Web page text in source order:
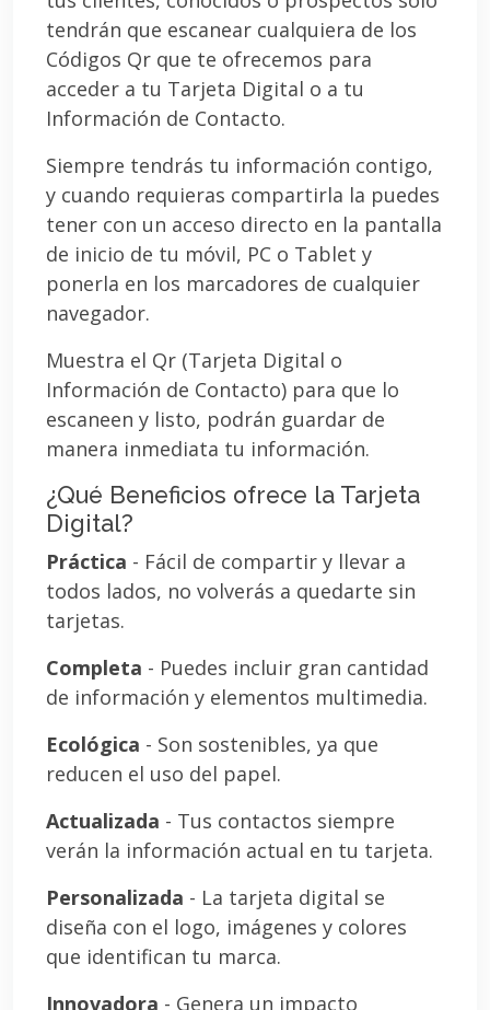
tendrán que escanear cualquiera de los
Códigos Qr que te ofrecemos para
acceder a tu Tarjeta Digital o a tu
Información de Contacto.
Siempre tendrás tu información contigo,
y cuando requieras compartirla la puedes
tener con un acceso directo en la pantalla
de inicio de tu móvil, PC o Tablet y
ponerla en los marcadores de cualquier
navegador.
Muestra el Qr (Tarjeta Digital o
Información de Contacto) para que lo
escaneen y listo, podrán guardar de
manera inmediata tu información.
¿Qué Beneficios ofrece la Tarjeta
Digital?
Práctica - Fácil de compartir y llevar a
todos lados, no volverás a quedarte sin
tarjetas.
Completa - Puedes incluir gran cantidad
de información y elementos multimedia.
Ecológica - Son sostenibles, ya que
reducen el uso del papel.
Actualizada - Tus contactos siempre
verán la información actual en tu tarjeta.
Personalizada - La tarjeta digital se
diseña con el logo, imágenes y colores
que identifican tu marca.
Innovadora - Genera un impacto